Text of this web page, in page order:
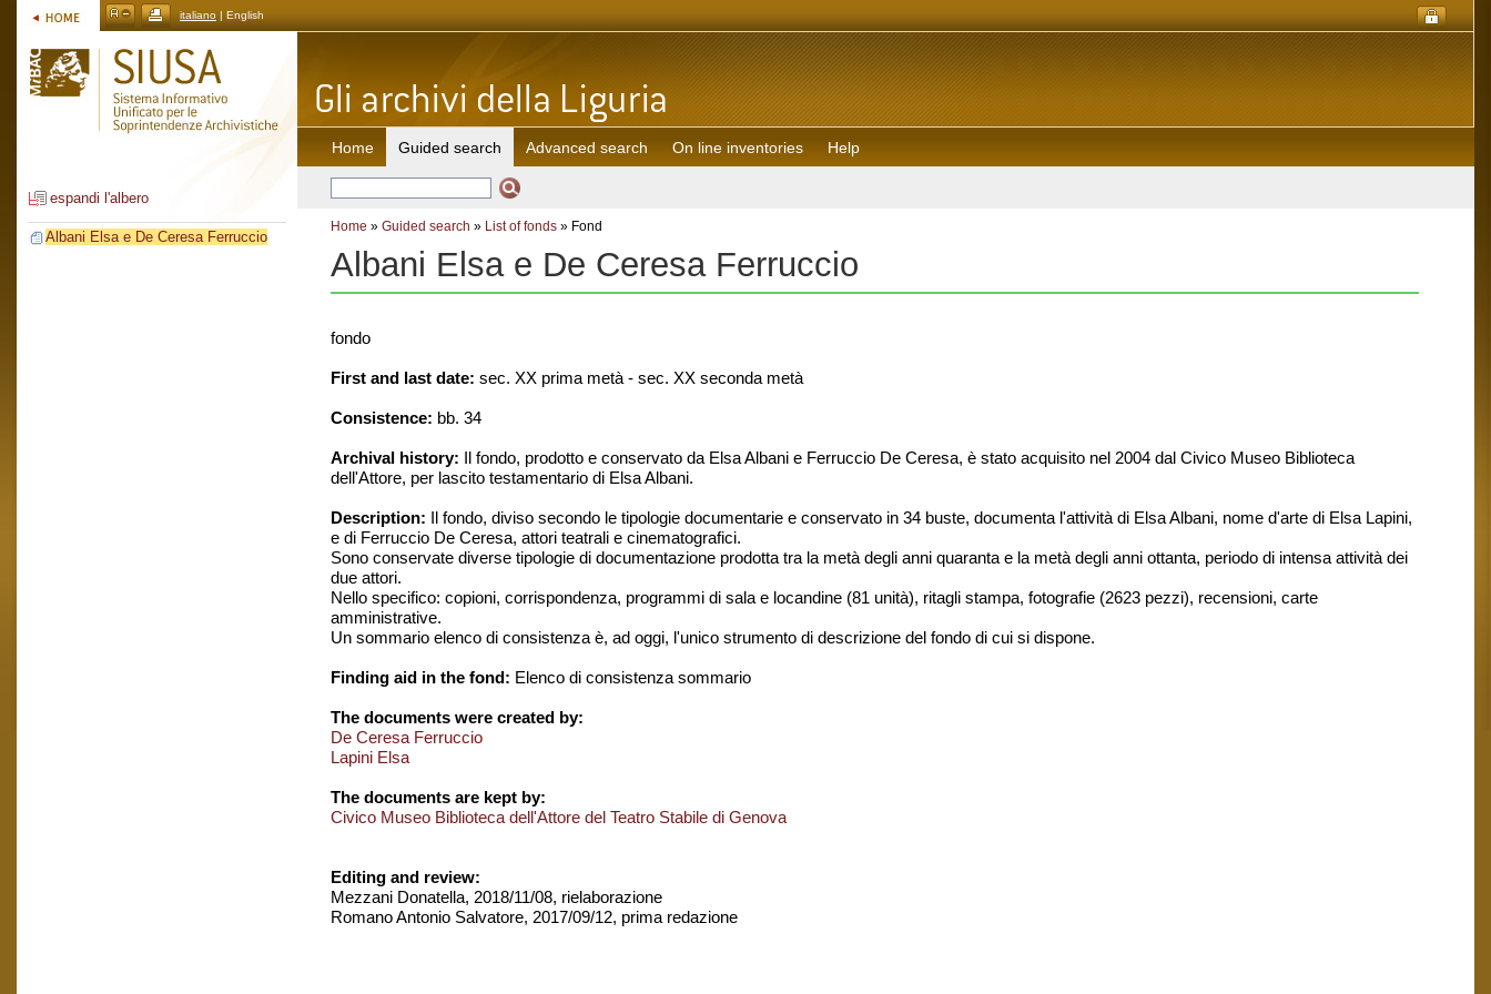
italiano | English
espandi l'albero
Albani Elsa e De Ceresa Ferruccio
Home Guided search Advanced search On line inventories Help
Home » Guided search » List of fonds » Fond
Albani Elsa e De Ceresa Ferruccio
fondo
First and last date: sec. XX prima metà - sec. XX seconda metà
Consistence: bb. 34
Archival history: Il fondo, prodotto e conservato da Elsa Albani e Ferruccio De Ceresa, è stato acquisito nel 2004 dal Civico Museo Biblioteca
dell'Attore, per lascito testamentario di Elsa Albani.
Description: Il fondo, diviso secondo le tipologie documentarie e conservato in 34 buste, documenta l'attività di Elsa Albani, nome d'arte di Elsa Lapini,
e di Ferruccio De Ceresa, attori teatrali e cinematografici.
Sono conservate diverse tipologie di documentazione prodotta tra la metà degli anni quaranta e la metà degli anni ottanta, periodo di intensa attività dei
due attori.
Nello specifico: copioni, corrispondenza, programmi di sala e locandine (81 unità), ritagli stampa, fotografie (2623 pezzi), recensioni, carte
amministrative.
Un sommario elenco di consistenza è, ad oggi, l'unico strumento di descrizione del fondo di cui si dispone.
Finding aid in the fond: Elenco di consistenza sommario
The documents were created by:
De Ceresa Ferruccio
Lapini Elsa
The documents are kept by:
Civico Museo Biblioteca dell'Attore del Teatro Stabile di Genova
Editing and review:
Mezzani Donatella, 2018/11/08, rielaborazione
Romano Antonio Salvatore, 2017/09/12, prima redazione